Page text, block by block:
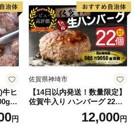
牛ヒ
円
佐賀県神埼市
【14日以内発送！数量限定】
佐賀牛入り ハンバーグ 22個
2.6kg(120g×22個)【佐賀牛
黒毛和牛 ブランド牛 九州 ハ
12,000円